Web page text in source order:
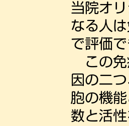
当院オ
なる人
で評価で
この免
因の二
胞の機
数と活